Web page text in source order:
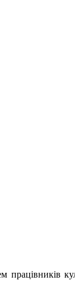
працівників